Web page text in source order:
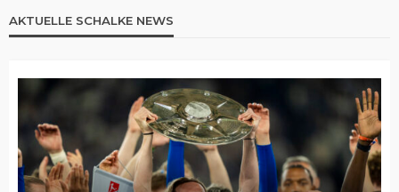
AKTUELLE SCHALKE NEWS